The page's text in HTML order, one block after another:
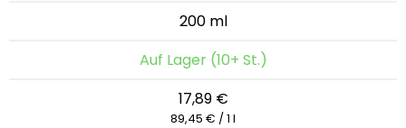
200 ml
Auf Lager (10+ St.)
17,89 €
89,45 € / 1 l